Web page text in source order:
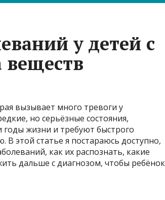
у детей с
вызывает много тревоги у
но серьёзные состояния,
жизни и требуют быстрого
В этой статье я постараюсь доступно,
как их распознать, какие
дальше с диагнозом, чтобы ребёнок